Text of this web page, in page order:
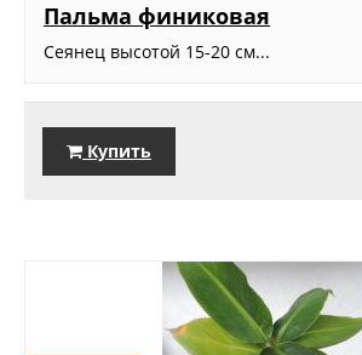
Пальма финиковая
Сеянец высотой 15-20 см...
Купить